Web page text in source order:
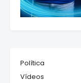
Política
Vídeos